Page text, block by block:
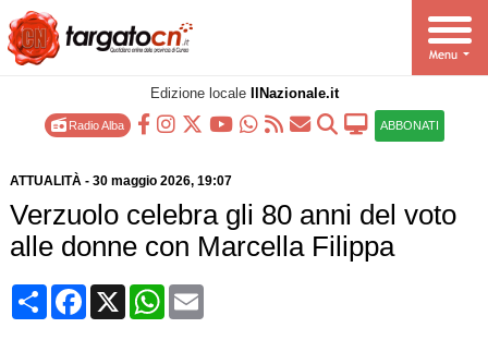
Edizione locale IlNazionale.it
Radio Alba ABBONATI
ATTUALITÀ- 30 maggio 2026, 19:07
Verzuolo celebra gli 80 anni del voto
alle donne con Marcella Filippa
CondividiFacebook
X WhatsApp
Email